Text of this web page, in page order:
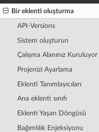
Bir eklenti oluşturma
API-Versions
Sistem oluşturun
Çalışma Alanınız Kuruluyor
Projenizi Ayarlama
Eklenti Tanımlayıcıları
Ana eklenti sınıfı
Eklenti Yaşan Döngüsü
Bağımlılık Enjeksiyonu